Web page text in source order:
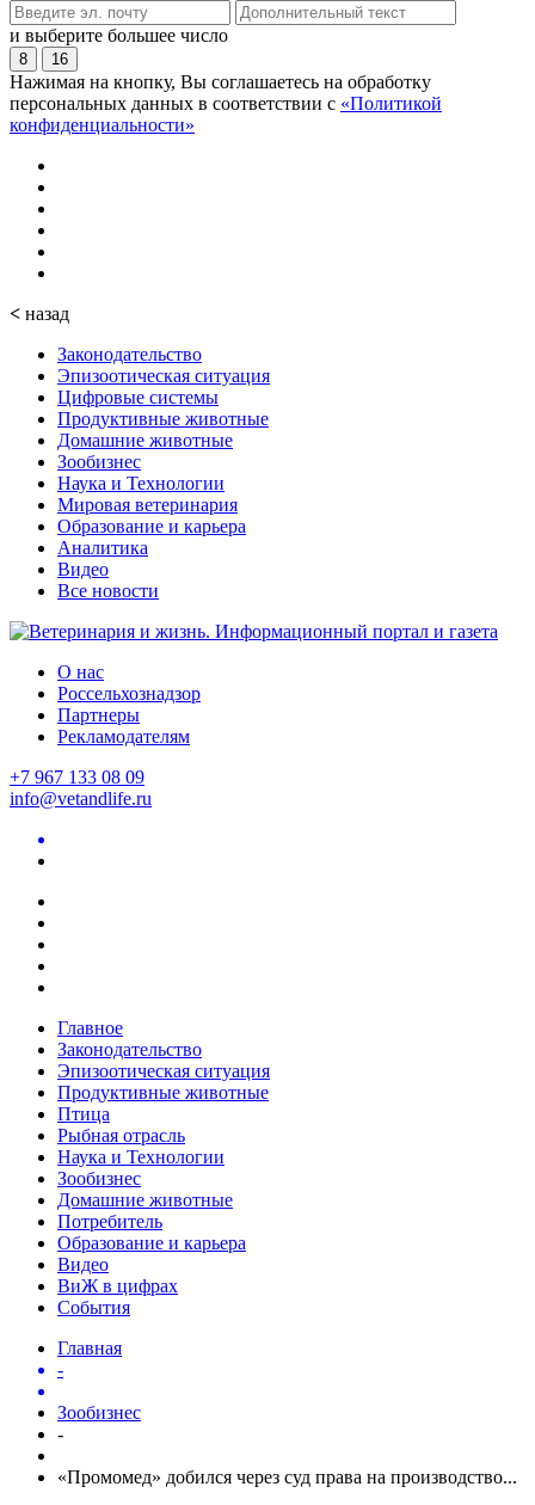
и выберите большее число
8 16
Нажимая на кнопку, Вы соглашаетесь на обработку
персональных данных в соответствии с «Политикой
конфиденциальности»
< назад
Законодательство
Эпизоотическая ситуация
Цифровые системы
Продуктивные животные
Домашние животные
Зообизнес
Наука и Технологии
Мировая ветеринария
Образование и карьера
Аналитика
Видео
Все новости
О нас
Россельхознадзор
Партнеры
Рекламодателям
+7 967 133 08 09
info@vetandlife.ru
Главное
Законодательство
Эпизоотическая ситуация
Продуктивные животные
Птица
Рыбная отрасль
Наука и Технологии
Зообизнес
Домашние животные
Потребитель
Образование и карьера
Видео
ВиЖ в цифрах
События
Главная
-
Зообизнес
-
«Промомед» добился через суд права на производство...